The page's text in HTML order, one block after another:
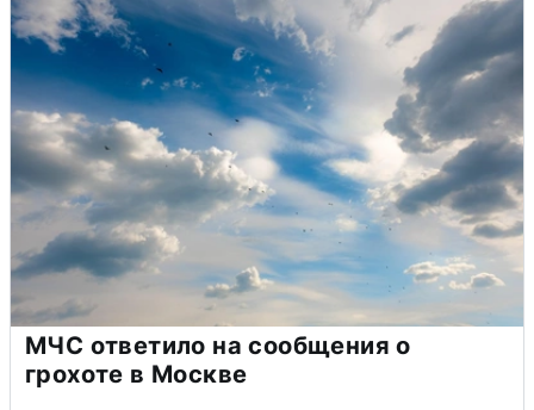
МЧС ответило на сообщения о
грохоте в Москве